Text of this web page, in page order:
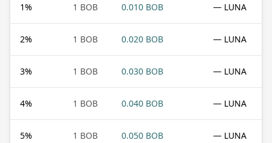
1% 1 BOB 0.010 BOB — LUNA
2% 1 BOB 0.020 BOB — LUNA
3% 1 BOB 0.030 BOB — LUNA
4% 1 BOB 0.040 BOB — LUNA
5% 1 BOB 0.050 BOB — LUNA